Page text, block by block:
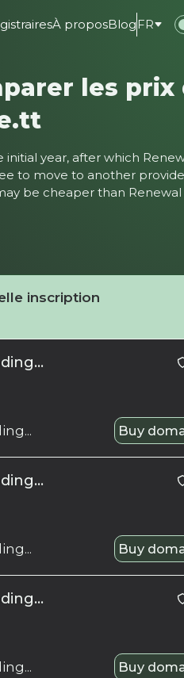
À proposBlog FR
les prix
year, after which
to move to another
be cheaper than Renewal
inscription
Buy
Buy
Buy